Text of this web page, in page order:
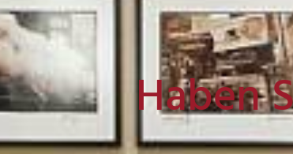
Haben